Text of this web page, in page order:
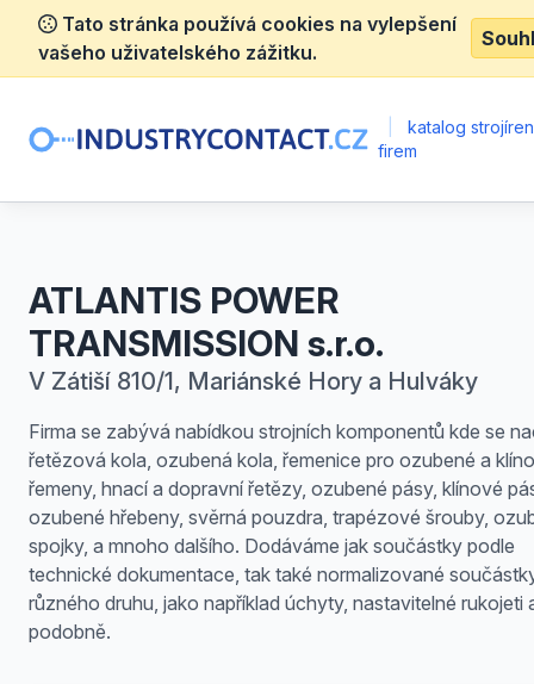
Tato stránka používá cookies na vylepšení
vašeho uživatelského zážitku.
katalog
firem
ATLANTIS POWER
TRANSMISSION s.r.o.
V Zátiší 810/1, Mariánské Hory a Hulváky
Firma se zabývá nabídkou strojních komponentů kde se
řetězová kola, ozubená kola, řemenice pro ozubené a
řemeny, hnací a dopravní řetězy, ozubené pásy, klínové
ozubené hřebeny, svěrná pouzdra, trapézové šrouby,
spojky, a mnoho dalšího. Dodáváme jak součástky podle
technické dokumentace, tak také normalizované
různého druhu, jako například úchyty, nastavitelné rukojeti
podobně.